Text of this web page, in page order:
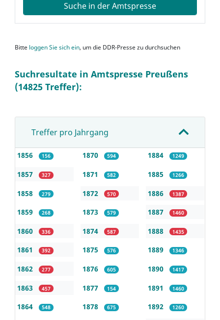
Suche in der Amtspresse
Bitte loggen Sie sich ein, um die DDR-Presse zu durchsuchen
Suchresultate in Amtspresse Preußens
(14825 Treffer):
Treffer pro Jahrgang
1856 156
1857 327
1858 279
1859 268
1860 336
1861 392
1862 277
1863 457
1864 548
1870 594
1871 582
1872 570
1873 579
1874 587
1875 576
1876 605
1877 154
1878 675
1884 1249
1885 1266
1886 1387
1887 1460
1888 1435
1889 1346
1890 1417
1891 1460
1892 1260